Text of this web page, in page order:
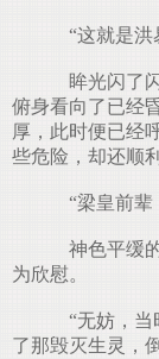
“这就是洪
眸光闪了
俯身看向了已经
厚，此时便已经
些危险，却还顺利
“梁皇前辈
神色平缓
为欣慰。
“无妨，当
了那毁灭生灵，